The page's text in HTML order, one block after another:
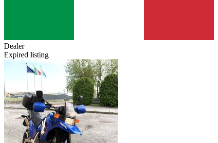
Dealer
Expired listing